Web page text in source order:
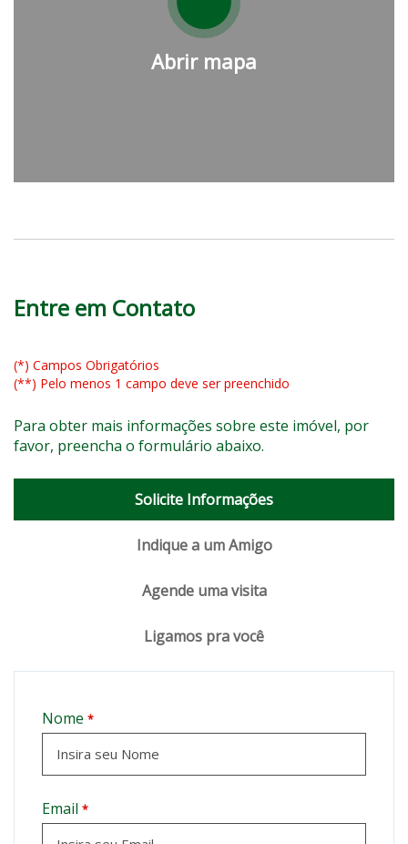
Abrir mapa
Entre em Contato
(*) Campos Obrigatórios
(**) Pelo menos 1 campo deve ser preenchido
Para obter mais informações sobre este imóvel, por
favor, preencha o formulário abaixo.
Solicite Informações
Indique a um Amigo
Agende uma visita
Ligamos pra você
Nome *
Email *